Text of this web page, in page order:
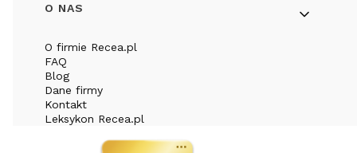
O NAS
O firmie Recea.pl
FAQ
Blog
Dane firmy
Kontakt
Leksykon Recea.pl